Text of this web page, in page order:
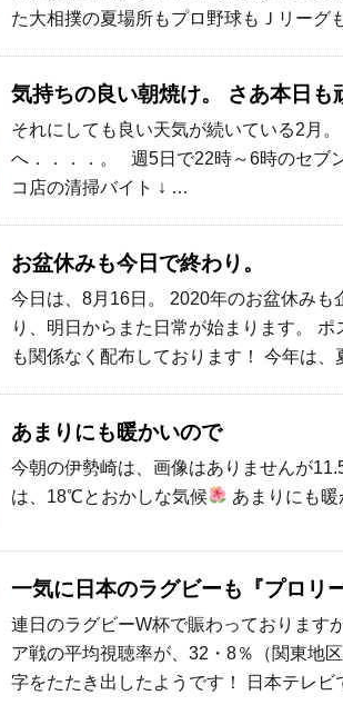
た大相撲の夏場所もプロ野球もＪリーグ
気持ちの良い朝焼け。 さあ本日も
それにしても良い天気が続いている2月
へ．．．．。 週5日で22時～6時のセブ
コ店の清掃バイト ↓ …
お盆休みも今日で終わり。
今日は、8月16日。 2020年のお盆休み
り、明日からまた日常が始まります。
も関係なく配布しております！ 今年は
あまりにも暖かいので
今朝の伊勢崎は、画像はありませんが
は、18℃とおかしな気候
あまりにも
一気に日本のラグビーも『プロリ
連日のラグビーW杯で賑わっておりま
ア戦の平均視聴率が、32・8％（関東地
字をたたき出したようです！ 日本テレ